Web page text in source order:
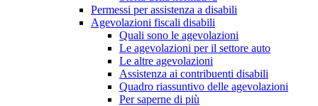
Permessi per assistenza a disabili
Agevolazioni fiscali disabili
Quali sono le agevolazioni
Le agevolazioni per il settore auto
Le altre agevolazioni
Assistenza ai contribuenti disabili
Quadro riassuntivo delle agevolazioni
Per saperne di più